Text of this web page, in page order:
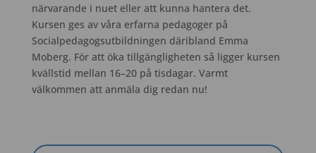
närvarande i nuet eller att kunna hantera det.
Kursen ges av våra erfarna pedagoger på
Socialpedagogsutbildningen däribland Emma
Moberg. För att öka tillgängligheten så ligger kursen
kvällstid mellan 16–20 på tisdagar. Varmt
välkommen att anmäla dig redan nu!